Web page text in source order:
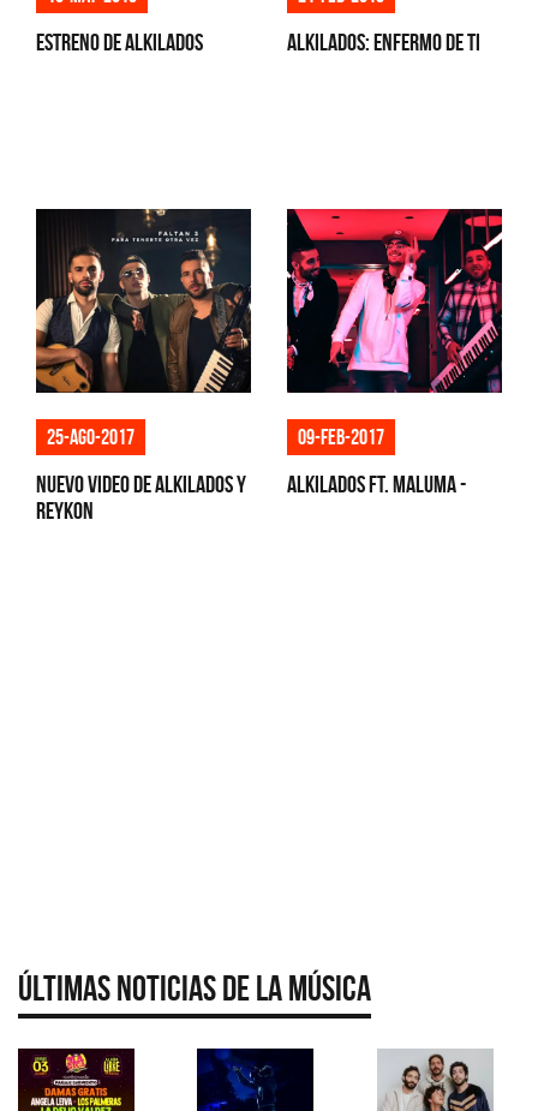
Estreno de Alkilados Alkilados: ENFERMO DE TI
25-ago-2017
Nuevo video de Alkilados y
Reykon
09-feb-2017
Alkilados Ft. Maluma -
Últimas Noticias de la Música